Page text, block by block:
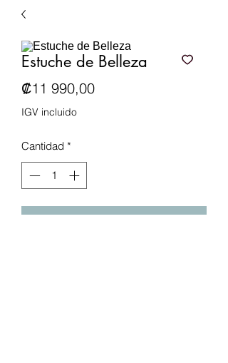
Estuche de Belleza
₡11 990,00Precio
IGV incluido
Cantidad *
Agregar al carrito